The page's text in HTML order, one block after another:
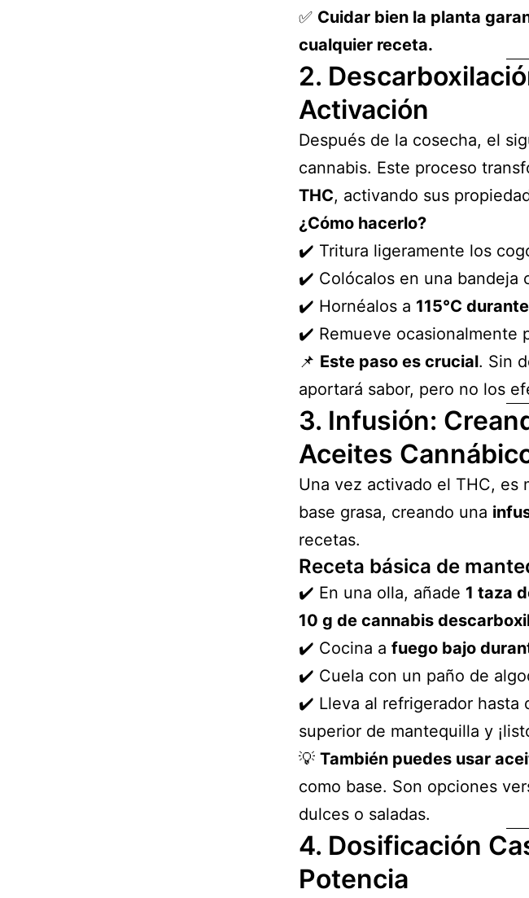
✅ Cuidar bien la planta
cualquier receta.
2.
Activación
Después de la cosecha, el
cannabis. Este proceso
THC, activando sus
¿Cómo hacerlo?
✔️ Tritura ligeramente los
✔️ Colócalos en una bandeja
✔️ Hornéalos a 115°C
✔️ Remueve ocasionalmente
📌 Este paso es crucial. Sin
aportará sabor, pero no los
3. Infusión:
Aceites
Una vez activado el THC, es
base grasa, creando una
recetas.
Receta básica de
✔️ En una olla, añade 1 taza
10 g de cannabis
✔️ Cocina a fuego bajo
✔️ Cuela con un paño de
✔️ Lleva al refrigerador hasta
superior de mantequilla y
💡 También puedes usar
como base. Son opciones
dulces o saladas.
4. Dosificación
Potencia